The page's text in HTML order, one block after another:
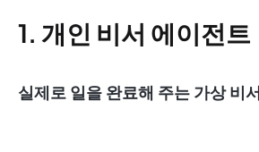
1. 개인 비서 에이전트
실제로 일을 완료해 주는 가상 비서